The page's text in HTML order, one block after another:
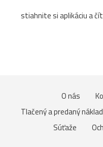
stiahnite si aplikáciu a
O nás
Tlačený a predaný
Súťaže